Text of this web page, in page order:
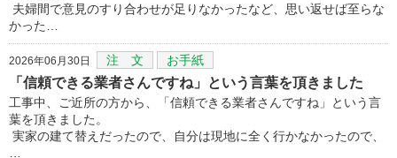
夫婦間で意見のすり合わせが足りなかったなど、思い返せば至らな
かった…
2026年06月30日 注 文 お手紙
「信頼できる業者さんですね」という言葉を頂きました
工事中、ご近所の方から、「信頼できる業者さんですね」という言
葉を頂きました。
実家の建て替えだったので、自分は現地に全く行かなかったので、